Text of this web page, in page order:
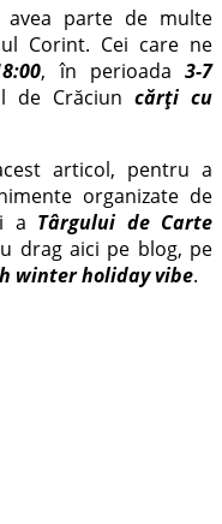
parte de multe
Corint. Cei care ne
, în perioada 3-7
de Crăciun cărți cu
articol, pentru a
organizate de
a Târgului de Carte
drag aici pe blog, pe
winter holiday vibe.